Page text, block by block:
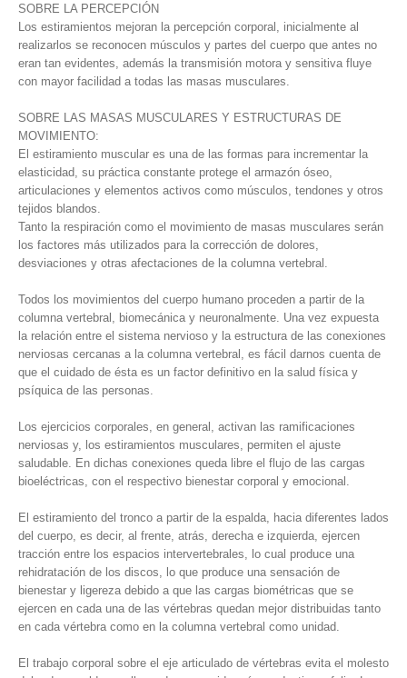
SOBRE LA PERCEPCIÓN
Los estiramientos mejoran la percepción corporal, inicialmente al
realizarlos se reconocen músculos y partes del cuerpo que antes no
eran tan evidentes, además la transmisión motora y sensitiva fluye
con mayor facilidad a todas las masas musculares.
SOBRE LAS MASAS MUSCULARES Y ESTRUCTURAS DE
MOVIMIENTO:
El estiramiento muscular es una de las formas para incrementar la
elasticidad, su práctica constante protege el armazón óseo,
articulaciones y elementos activos como músculos, tendones y otros
tejidos blandos.
Tanto la respiración como el movimiento de masas musculares serán
los factores más utilizados para la corrección de dolores,
desviaciones y otras afectaciones de la columna vertebral.
Todos los movimientos del cuerpo humano proceden a partir de la
columna vertebral, biomecánica y neuronalmente. Una vez expuesta
la relación entre el sistema nervioso y la estructura de las conexiones
nerviosas cercanas a la columna vertebral, es fácil darnos cuenta de
que el cuidado de ésta es un factor definitivo en la salud física y
psíquica de las personas.
Los ejercicios corporales, en general, activan las ramificaciones
nerviosas y, los estiramientos musculares, permiten el ajuste
saludable. En dichas conexiones queda libre el flujo de las cargas
bioeléctricas, con el respectivo bienestar corporal y emocional.
El estiramiento del tronco a partir de la espalda, hacia diferentes lados
del cuerpo, es decir, al frente, atrás, derecha e izquierda, ejercen
tracción entre los espacios intervertebrales, lo cual produce una
rehidratación de los discos, lo que produce una sensación de
bienestar y ligereza debido a que las cargas biométricas que se
ejercen en cada una de las vértebras quedan mejor distribuidas tanto
en cada vértebra como en la columna vertebral como unidad.
El trabajo corporal sobre el eje articulado de vértebras evita el molesto